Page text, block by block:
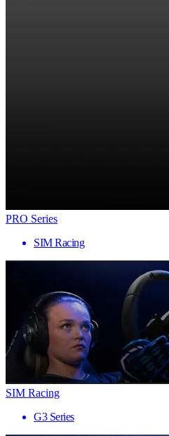
PRO Series
SIM Racing
SIM Racing
G3 Series